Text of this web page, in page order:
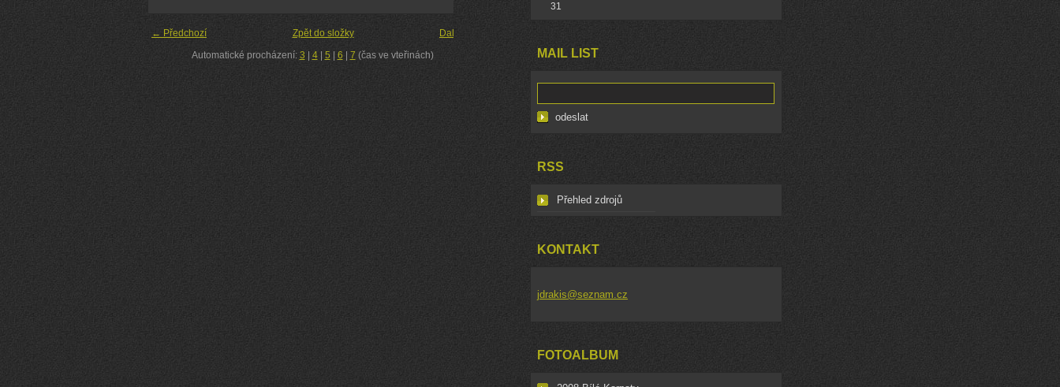
← Předchozí Další →
Zpět do složky
Automatické procházení: 3 | 4| 5 | 6 | 7 (čas ve vteřinách)
31
MAIL LIST
RSS
Přehled zdrojů
KONTAKT
jdrakis@seznam.cz
FOTOALBUM